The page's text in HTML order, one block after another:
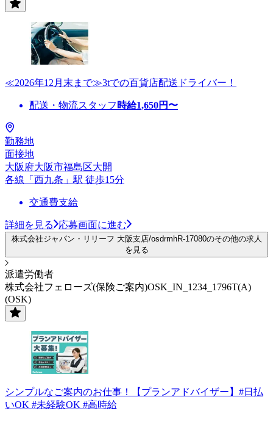
≪2026年12月末まで≫3tでの百貨店配送ドライバー！
配送・物流スタッフ 時給1,650円〜
勤務地
面接地
大阪府大阪市福島区大開
各線「西九条」駅 徒歩15分
交通費支給
詳細を見る 応募画面に進む
株式会社ジャパン・リリーフ 大阪支店/osdrmhR-17080のその他の求人
を見る
派遣労働者
株式会社フェローズ(保険ご案内)OSK_IN_1234_1796T(A)
(OSK)
シンプルなご案内のお仕事！【プランアドバイザー】#日払
いOK #未経験OK #高時給